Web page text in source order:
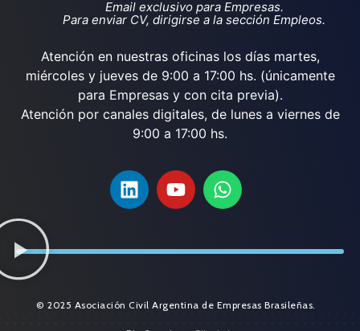
Email exclusivo para Empresas.
Para enviar CV, dirigirse a la sección Empleos.
Atención en nuestras oficinas los días martes,
miércoles y jueves de 9:00 a 17:00 hs. (únicamente
para Empresas y con cita previa).
Atención por canales digitales, de lunes a viernes de
9:00 a 17:00 hs.
© 2025 Asociación Civil Argentina de Empresas Brasileñas.